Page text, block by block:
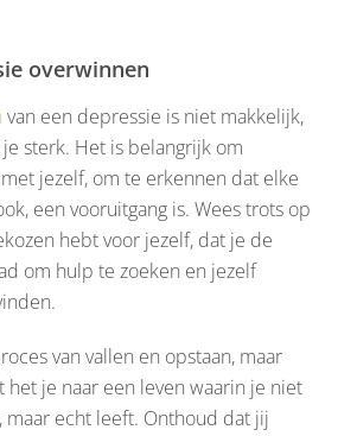
overwinnen
van een depressie is niet makkelijk,
sterk. Het is belangrijk om
jezelf, om te erkennen dat elke
een vooruitgang is. Wees trots op
hebt voor jezelf, dat je de
om hulp te zoeken en jezelf
van vallen en opstaan, maar
je naar een leven waarin je niet
maar echt leeft. Onthoud dat jij